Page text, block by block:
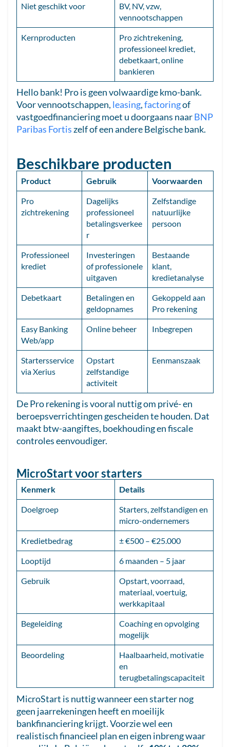
Niet geschikt voor
BV, NV, vzw,
vennootschappen
Kernproducten
Pro zichtrekening,
professioneel krediet,
debetkaart, online
bankieren
Hello bank! Pro is geen volwaardige kmo-bank.
Voor vennootschappen, leasing,factoringof
vastgoedfinanciering moet u doorgaans naarBNP
Paribas Fortiszelf of een andere Belgische bank.
Beschikbare producten
Product Gebruik Voorwaarden
Pro
zichtrekening
Dagelijks
professioneel
betalingsverkee
r
Zelfstandige
natuurlijke
persoon
Professioneel
krediet
Investeringen
of professionele
uitgaven
Bestaande
klant,
kredietanalyse
Debetkaart
Betalingen en
geldopnames
Gekoppeld aan
Pro rekening
Easy Banking
Web/app
Online beheer Inbegrepen
Startersservice
via Xerius
Opstart
zelfstandige
activiteit
Eenmanszaak
De Pro rekening is vooral nuttig om privé- en
beroepsverrichtingen gescheiden te houden. Dat
maakt btw-aangiftes, boekhouding en fiscale
controles eenvoudiger.
MicroStart voor starters
Kenmerk Details
Doelgroep
Starters, zelfstandigen en
micro-ondernemers
Kredietbedrag ± €500 – €25.000
Looptijd 6 maanden – 5 jaar
Gebruik
Opstart, voorraad,
materiaal, voertuig,
werkkapitaal
Begeleiding
Coaching en opvolging
mogelijk
Beoordeling
Haalbaarheid, motivatie
en
terugbetalingscapaciteit
MicroStart is nuttig wanneer een starter nog
geen jaarrekeningen heeft en moeilijk
bankfinanciering krijgt. Voorzie wel een
realistisch financieel plan en eigen inbreng waar